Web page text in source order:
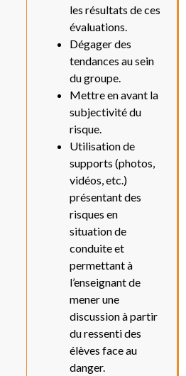
les résultats de ces
évaluations.
Dégager des
tendances au sein
du groupe.
Mettre en avant la
subjectivité du
risque.
Utilisation de
supports (photos,
vidéos, etc.)
présentant des
risques en
situation de
conduite et
permettant à
l’enseignant de
mener une
discussion à partir
du ressenti des
élèves face au
danger.